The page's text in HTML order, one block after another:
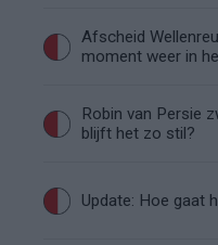
Afscheid
moment weer in
Robin van Persie
blijft het zo stil?
Update: Hoe gaat